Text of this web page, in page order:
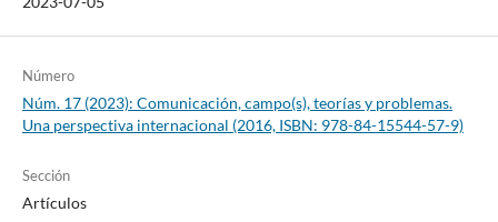
Número
Núm. 17 (2023): Comunicación, campo(s), teorías y problemas.
Una perspectiva internacional (2016, ISBN: 978-84-15544-57-9)
Sección
Artículos